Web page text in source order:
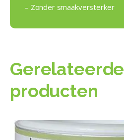
– Zonder smaakversterker
Gerelateerde
producten